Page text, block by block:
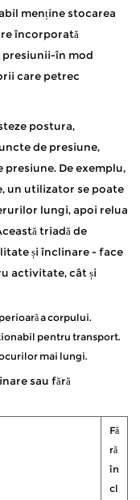
menține stocarea
încorporată
presiunii-în mod
care petrec
postura,
de presiune,
De exemplu,
un utilizator se poate
lungi, apoi relua
triadă de
și înclinare - face
activitate, cât și
a corpului.
pentru transport.
mai lungi.
sau fără
Fă
ră
în
cl